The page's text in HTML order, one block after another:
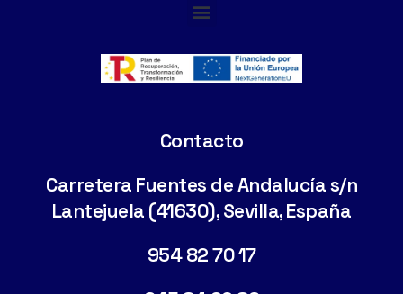
Contacto
Carretera Fuentes de Andalucía s/n
Lantejuela (41630), Sevilla, España
954 82 70 17